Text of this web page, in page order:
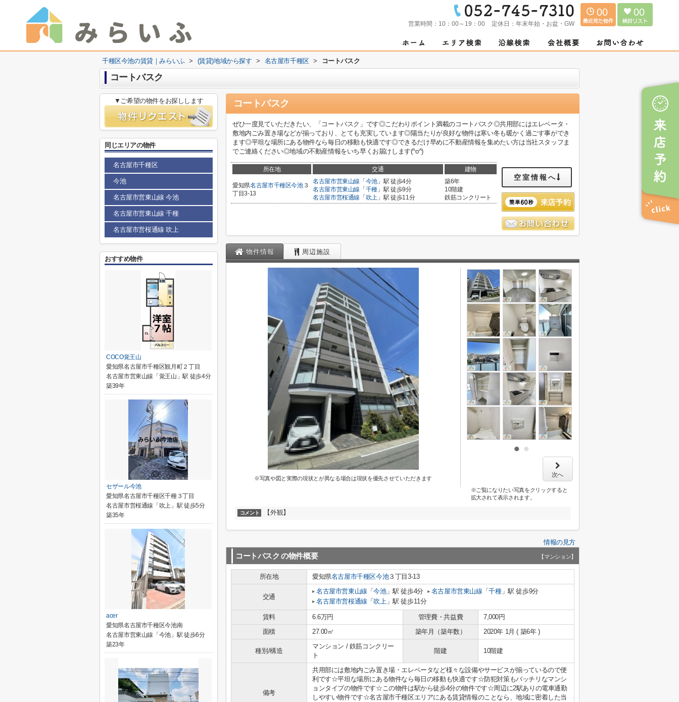
営業時間： 10：00～19：00 定休日： 年末年始・お盆・GW
00 00
千種区今池の賃貸｜みらいふ > (賃貸)地域から探す > 名古屋市千種区 > コートバスク
コートバスク
コートバスク
ぜひ一度見ていただきたい、「コートバスク」です◎こだわりポイント満載のコートバスク◎共用部にはエレベータ・
敷地内ごみ置き場などが揃っており、とても充実しています◎陽当たりが良好な物件は寒い冬も暖かく過ごす事ができ
ます◎平坦な場所にある物件なら毎日の移動も快適です◎できるだけ早めに不動産情報を集めたい方は当社スタッフま
でご連絡ください◎地域の不動産情報をいち早くお届けします(^o^)
所在地 交通 建物
愛知県名古屋市千種区今池３
丁目3-13
名古屋市営東山線 「 今池 」駅 徒歩4分
名古屋市営東山線 「 千種 」駅 徒歩9分
名古屋市営桜通線 「 吹上 」駅 徒歩11分
築6年
10階建
鉄筋コンクリート
空室情報へ
物件情報 周辺施設
※写真や図と実際の現状とが異なる場合は現状を優先させていただきます 次へ
※ご覧になりたい写真をクリックすると
拡大されて表示されます。
コメント 【外観】
情報の見方
コートバスク の物件概要 【マンション】
所在地 愛知県名古屋市千種区今池３丁目3-13
交通
名古屋市営東山線 「今池」駅 徒歩4分 名古屋市営東山線 「千種」駅 徒歩9分
名古屋市営桜通線 「 吹上」駅 徒歩11分
賃料 6.6万円 管理費・共益費
7,000円
面積
27.00㎡ 築年月（築年数） 2020年 1月 ( 築6年 )
種別/構造
マンション / 鉄筋コンクリー
ト
階建 10階建
備考
共用部には敷地内ごみ置き場・エレベータなど様々な設備やサービスが揃っているので便
利です☆平坦な場所にある物件なら毎日の移動も快適です☆防犯対策もバッチリなマンシ
ョンタイプの物件です☆この物件は駅から徒歩4分の物件です☆周辺に2駅ありの電車通勤
しやすい物件です☆名古屋市千種区エリアにある賃貸情報のことなら、地域に密着した当
▼ご希望の物件をお探しします
同じエリアの物件
名古屋市千種区
今池
名古屋市営東山線 今池
名古屋市営東山線 千種
名古屋市営桜通線 吹上
おすすめ物件
COCO覚王山
愛知県名古屋市千種区観月町２丁目
名古屋市営東山線「覚王山」駅 徒歩4分
築39年
セザール今池
愛知県名古屋市千種区千種３丁目
名古屋市営桜通線「吹上」駅 徒歩5分
築35年
acer
愛知県名古屋市千種区今池南
名古屋市営東山線「今池」駅 徒歩6分
築23年